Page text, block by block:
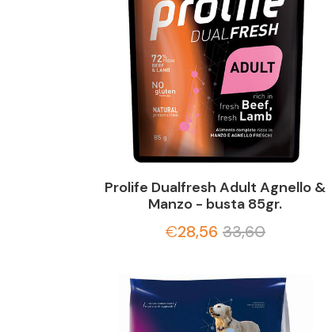
Prolife Dualfresh Adult Agnello &
Manzo - busta 85gr.
€28,56 33,60